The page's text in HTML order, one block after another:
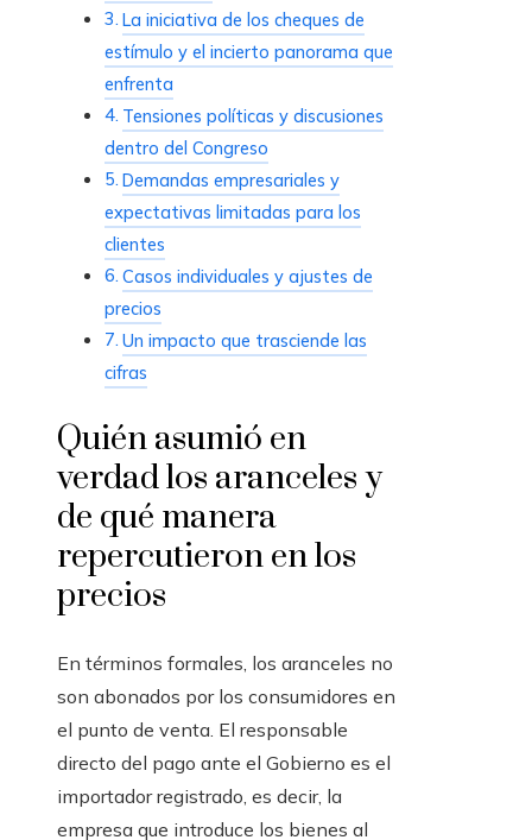
La iniciativa de los cheques de
estímulo y el incierto panorama que
enfrenta
Tensiones políticas y discusiones
dentro del Congreso
Demandas empresariales y
expectativas limitadas para los
clientes
Casos individuales y ajustes de
precios
Un impacto que trasciende las
cifras
Quién asumió en
verdad los aranceles y
de qué manera
repercutieron en los
precios
En términos formales, los aranceles no
son abonados por los consumidores en
el punto de venta. El responsable
directo del pago ante el Gobierno es el
importador registrado, es decir, la
empresa que introduce los bienes al